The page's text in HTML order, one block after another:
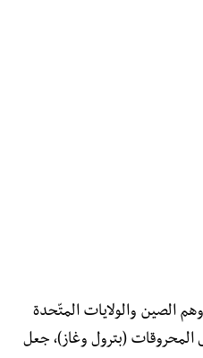
الصين والولايات المتّحدة
المحروقات (بترول وغاز)، جعل